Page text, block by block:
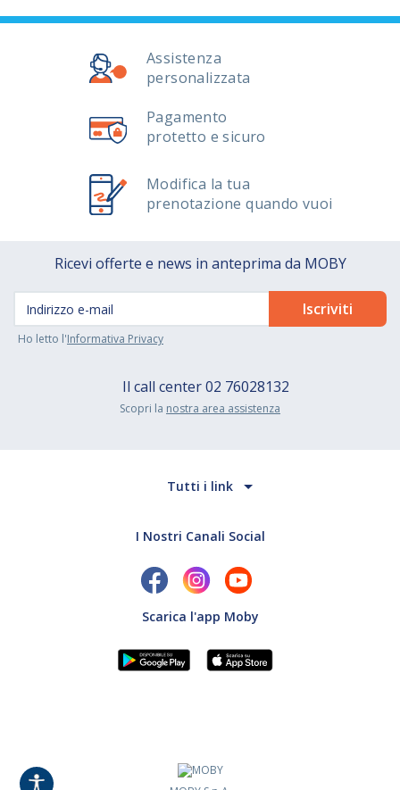
Assistenza
personalizzata
Pagamento
protetto e sicuro
Modifica la tua
prenotazione quando vuoi
Ricevi offerte e news in anteprima da MOBY
Ho letto l'Informativa Privacy
Il call center02 76028132
Scopri la nostra area assistenza
Tutti i link
I Nostri Canali Social
Scarica l'app Moby